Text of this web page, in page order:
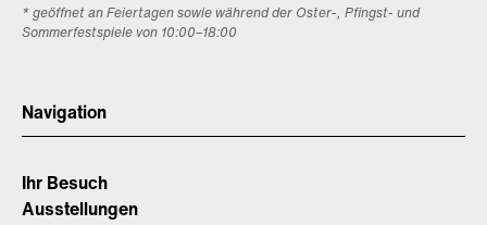
* geöffnet an Feiertagen sowie während der Oster-, Pfingst- und
Sommerfestspiele von 10:00–18:00
Navigation
Ihr Besuch
Ausstellungen